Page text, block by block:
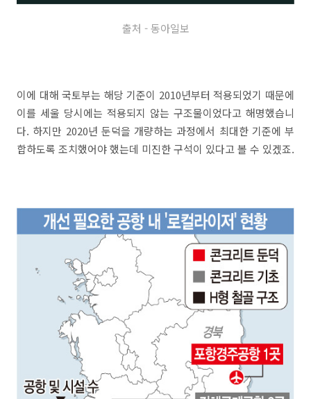
출처 - 동아일보
이에 대해 국토부는 해당 기준이 2010년부터 적용되었기 때문에
이를 세울 당시에는 적용되지 않는 구조물이었다고 해명했습니
다. 하지만 2020년 둔덕을 개량하는 과정에서 최대한 기준에 부
합하도록 조치했어야 했는데 미진한 구석이 있다고 볼 수 있겠죠.